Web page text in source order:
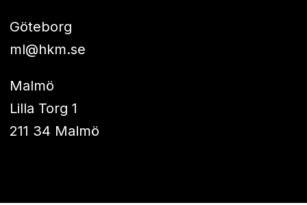
Göteborg
ml@hkm.se
Malmö
Lilla Torg 1
211 34 Malmö